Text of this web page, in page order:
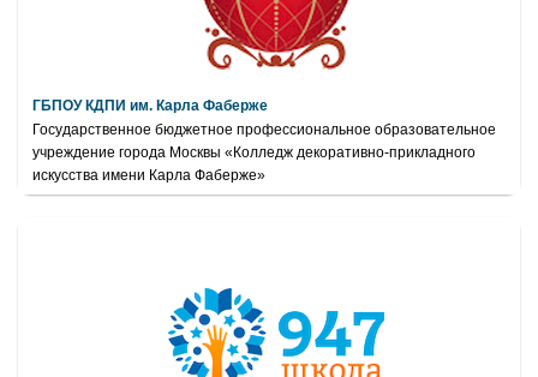
ГБПОУ КДПИ им. Карла Фаберже
Государственное бюджетное профессиональное образовательное
учреждение города Москвы «Колледж декоративно-прикладного
искусства имени Карла Фаберже»